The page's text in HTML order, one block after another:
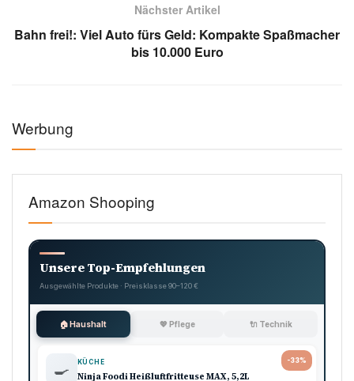
Nächster Artikel
Bahn frei!: Viel Auto fürs Geld: Kompakte Spaßmacher
bis 10.000 Euro
Werbung
Amazon Shooping
Unsere Top-Empfehlungen
Ausgewählte Produkte · Preisklasse 90–120 €
🏠 Haushalt 💖 Pflege 🔌 Technik
-33%
🍳 KÜCHE
Ninja Foodi Heißluftfritteuse MAX, 5,2L